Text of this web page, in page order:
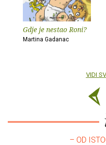
Gdje je nestao Roni?
Martina Gadanac
VIDI
– OD